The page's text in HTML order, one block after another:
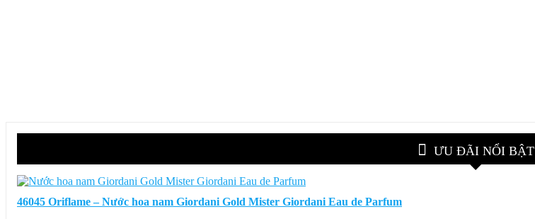
ƯU ĐÃI NỔI BẬT
46045 Oriflame – Nước hoa nam Giordani Gold Mister Giordani Eau de Parfum